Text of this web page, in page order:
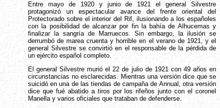
Entre mayo de 1920 y junio de 1921 el general Silvestre
protagonizó un espectacular avance del frente oriental del
Protectorado sobre el interior del Rif, ilusionando a los españoles
con la posibilidad de alcanzar por fin la bahía de Alhucemas y
finalizar la sangría de Marruecos. Sin embargo, la ilusión se
derrumbó de marea cruenta y horrible en el verano de 1921, y el
general Silvestre se convirtió en el responsable de la pérdida de
un ejército español completo.
El general Silvestre murió el 22 de julio de 1921 con 49 años en
circunstancias no esclarecidas. Mientras una versión dice que se
suicidó en una de las tiendas de campaña de Annual, otra versión
dice que fué abatido a tiros por los rifeños junto con el coronel
Manella y varios oficiales que trataban de defenderse.